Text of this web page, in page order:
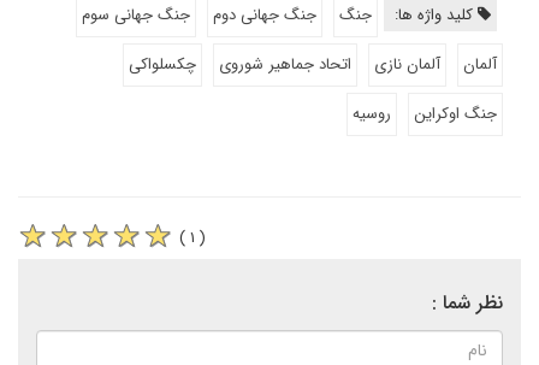
کلید واژه ها: جنگ جنگ جهانی دوم
جنگ جهانی سوم
آلمان
آلمان نازی اتحاد جماهیر شوروی
چکسلواکی
جنگ اوکراین
روسیه
( ۱ )
نظر شما :